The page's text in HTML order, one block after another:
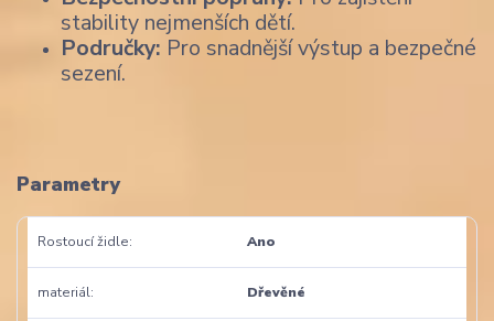
stability nejmenších dětí.
Područky: Pro snadnější výstup a bezpečné
sezení.
Parametry
Rostoucí židle Ano
materiál Dřevěné